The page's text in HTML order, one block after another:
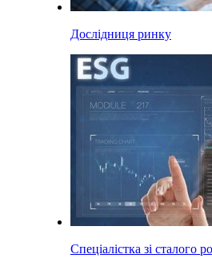
Дослідниця ринку
Спеціалістка зі сталого